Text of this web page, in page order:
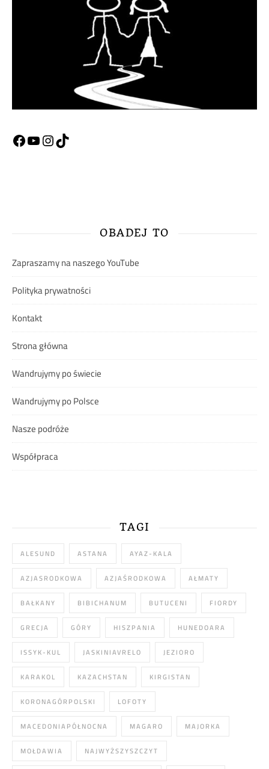
Facebook
YouTube
Instagram
OBADEJ TO
Zapraszamy na naszego YouTube
Polityka prywatności
Kontakt
Strona główna
Wandrujymy po świecie
Wandrujymy po Polsce
Nasze podróże
Współpraca
TAGI
ALESUND ASTANA AYAZ-KALA
AZJASRODKOWA AZJAŚRODKOWA AŁMATY
BAŁKANY BIBICHANUM BUTUCENI FIORDY
GRECJA GÓRY HISZPANIA HUNEDOARA
ISSYK-KUL JASKINIAVRELO JEZIORO
KARAKOL KAZACHSTAN KIRGISTAN
KORONAGÓRPOLSKI LOFOTY
MACEDONIAPÓŁNOCNA MAGARO MAJORKA
MOŁDAWIA NAJWYŻSZYSZCZYT